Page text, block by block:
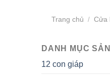
Trang chủ / Cửa
DANH MỤC
12 con giáp